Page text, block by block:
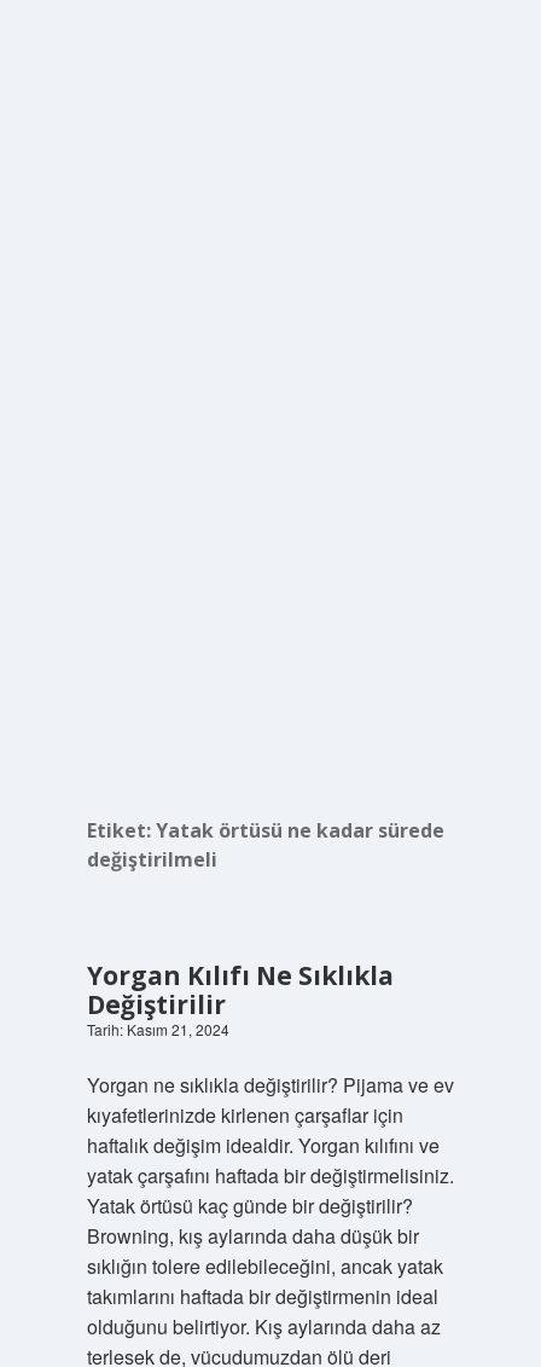
Etiket:Yatak örtüsü ne kadar sürede
değiştirilmeli
Yorgan Kılıfı Ne Sıklıkla
Değiştirilir
Tarih: Kasım 21, 2024
Yorgan ne sıklıkla değiştirilir? Pijama ve ev
kıyafetlerinizde kirlenen çarşaflar için
haftalık değişim idealdir. Yorgan kılıfını ve
yatak çarşafını haftada bir değiştirmelisiniz.
Yatak örtüsü kaç günde bir değiştirilir?
Browning, kış aylarında daha düşük bir
sıklığın tolere edilebileceğini, ancak yatak
takımlarını haftada bir değiştirmenin ideal
olduğunu belirtiyor. Kış aylarında daha az
terlesek de, vücudumuzdan ölü deri